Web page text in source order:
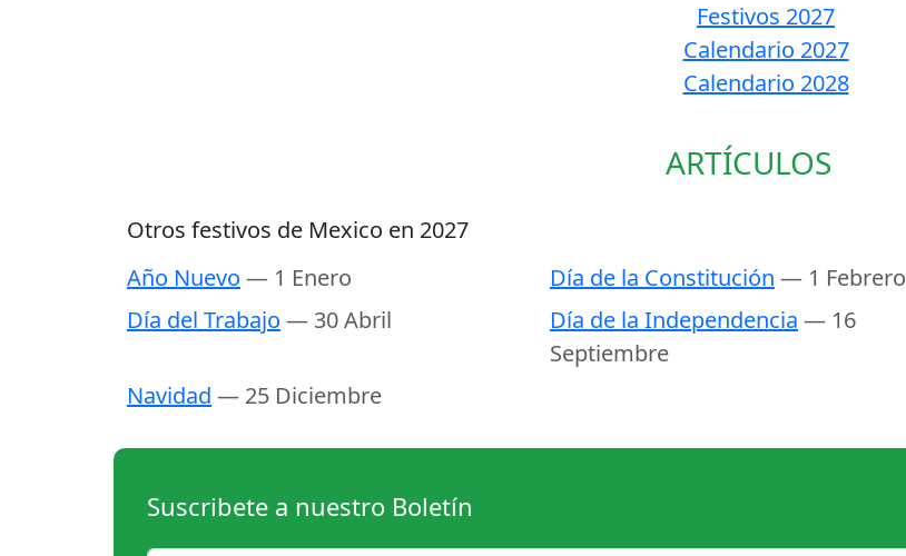
Festivos 2027
Calendario 2027
Calendario 2028
ARTÍCULOS
Otros festivos de Mexico en 2027
Año Nuevo — 1 Enero Día de la Constitución — 1 Febrero
Día del Trabajo — 30 Abril Día de la Independencia — 16
Septiembre
Navidad — 25 Diciembre
Suscribete a nuestro Boletín